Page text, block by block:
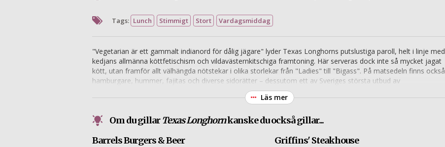
Tags: Lunch Stimmigt Stort Vardagsmiddag
"Vegetarian är ett gammalt indianord för dålig jägare" lyder Texas Longhorns putslustiga paroll, helt i linje med
kedjans allmänna köttfetischism och vildavästernkitschiga framtoning. Här serveras dock inte så mycket jagat
kött, utan framför allt välhängda nötstekar i olika storlekar från "Ladies" till "Bigass". På matsedeln finns också
hamburgare, hummer, fajitas och diverse sidorätter – dessutom ett av Sveriges största utbud av
Läs mer
Om du gillarTexas Longhornkanske du också gillar...
Barrels Burgers & Beer
Griffins' Steakhouse